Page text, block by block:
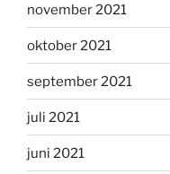
november 2021
oktober 2021
september 2021
juli 2021
juni 2021